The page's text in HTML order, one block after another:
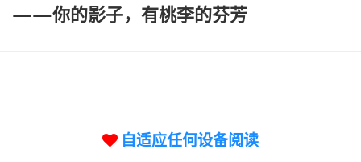
——你的影子，有桃李的芬芳
自适应任何设备阅读